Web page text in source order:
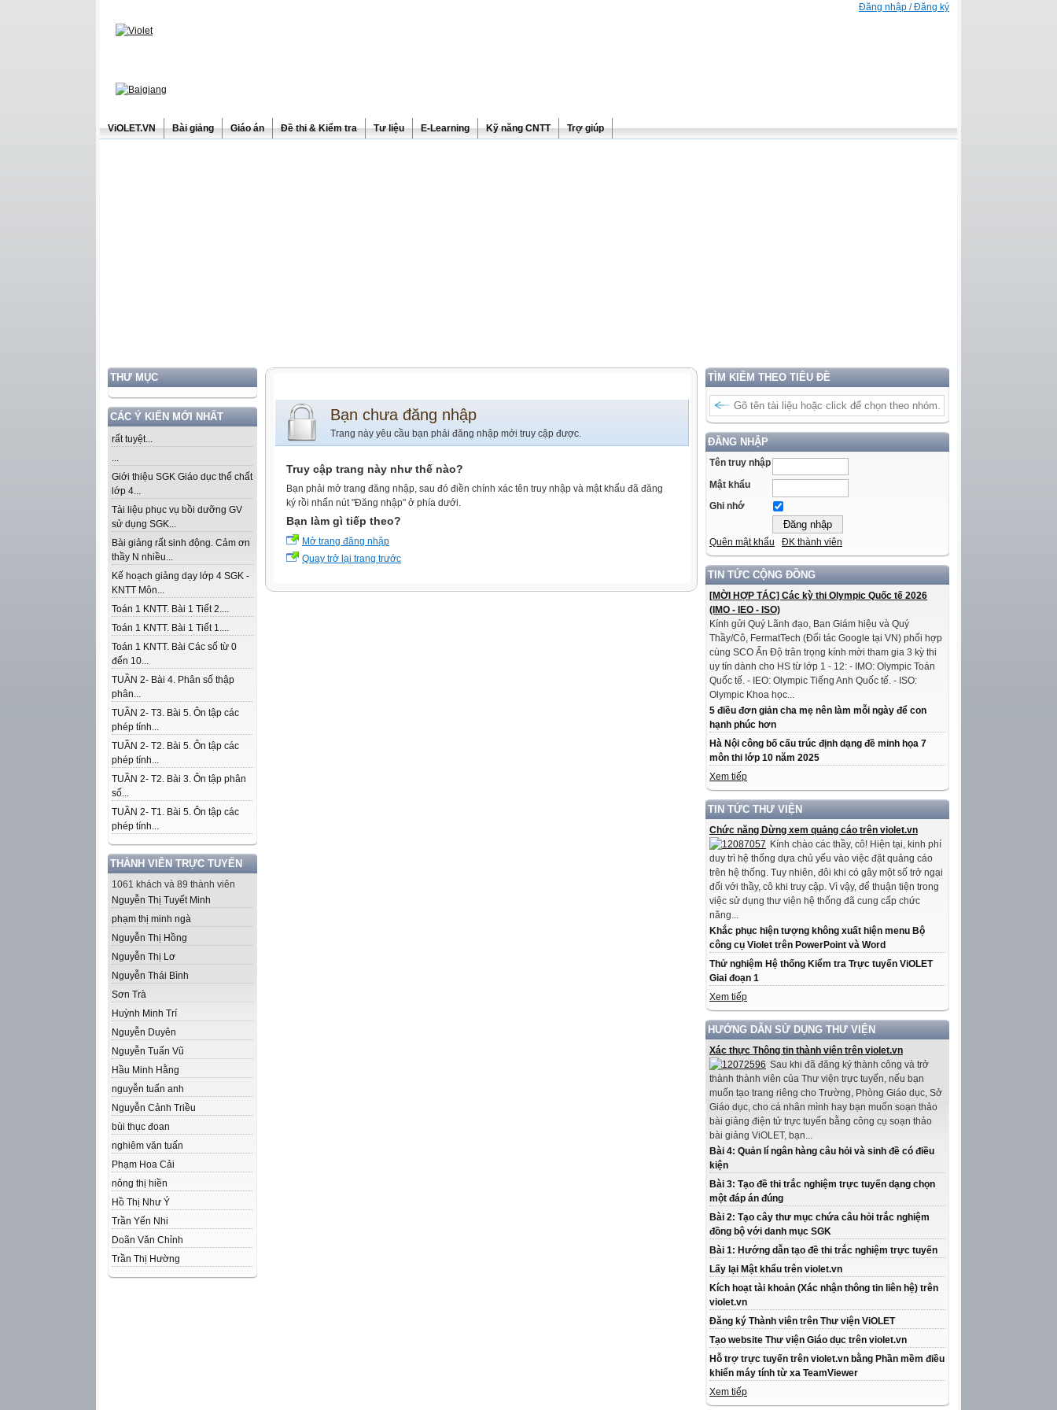
Đăng nhập / Đăng ký
ViOLET.VN Bài giảng Giáo án Đề thi & Kiểm tra Tư liệu E-Learning Kỹ năng CNTT Trợ giúp
THƯ MỤC
CÁC Ý KIẾN MỚI NHẤT
rất tuyệt...
...
Giới thiệu SGK Giáo dục thể chất
lớp 4...
Tài liệu phục vụ bồi dưỡng GV
sử dụng SGK...
Bài giảng rất sinh động. Cảm ơn
thầy N nhiều...
Kế hoạch giảng dạy lớp 4 SGK -
KNTT Môn...
Toán 1 KNTT. Bài 1 Tiết 2....
Toán 1 KNTT. Bài 1 Tiết 1....
Toán 1 KNTT. Bài Các số từ 0
đến 10...
TUẦN 2- Bài 4. Phân số thập
phân...
TUẦN 2- T3. Bài 5. Ôn tập các
phép tính...
TUẦN 2- T2. Bài 5. Ôn tập các
phép tính...
TUẦN 2- T2. Bài 3. Ôn tập phân
số...
TUẦN 2- T1. Bài 5. Ôn tập các
phép tính...
THÀNH VIÊN TRỰC TUYẾN
1061 khách và 89 thành viên
Nguyễn Thị Tuyết Minh
phạm thị minh ngà
Nguyễn Thị Hồng
Nguyễn Thị Lơ
Nguyễn Thái Bình
Sơn Trà
Huỳnh Minh Trí
Nguyễn Duyên
Nguyễn Tuấn Vũ
Hầu Minh Hằng
nguyễn tuấn anh
Nguyễn Cảnh Triều
bùi thục đoan
nghiêm văn tuấn
Phạm Hoa Cải
nông thị hiền
Hồ Thị Như Ý
Trần Yến Nhi
Doãn Văn Chỉnh
Trần Thị Hường
TÌM KIẾM THEO TIÊU ĐỀ
ĐĂNG NHẬP
Tên truy nhập
Mật khẩu
Ghi nhớ
Quên mật khẩu ĐK thành viên
TIN TỨC CỘNG ĐỒNG
[MỜI HỢP TÁC] Các kỳ thi Olympic Quốc tế 2026
(IMO - IEO - ISO)
Kính gửi Quý Lãnh đạo, Ban Giám hiệu và Quý
Thầy/Cô, FermatTech (Đối tác Google tại VN) phối hợp
cùng SCO Ấn Độ trân trọng kính mời tham gia 3 kỳ thi
uy tín dành cho HS từ lớp 1 - 12: - IMO: Olympic Toán
Quốc tế. - IEO: Olympic Tiếng Anh Quốc tế. - ISO:
Olympic Khoa học...
5 điều đơn giản cha mẹ nên làm mỗi ngày để con
hạnh phúc hơn
Hà Nội công bố cấu trúc định dạng đề minh họa 7
môn thi lớp 10 năm 2025
Xem tiếp
TIN TỨC THƯ VIỆN
Chức năng Dừng xem quảng cáo trên violet.vn
Kính chào các thầy, cô! Hiện tại, kinh phí
duy trì hệ thống dựa chủ yếu vào việc đặt quảng cáo
trên hệ thống. Tuy nhiên, đôi khi có gây một số trở ngại
đối với thầy, cô khi truy cập. Vì vậy, để thuận tiện trong
việc sử dụng thư viện hệ thống đã cung cấp chức
năng...
Khắc phục hiện tượng không xuất hiện menu Bộ
công cụ Violet trên PowerPoint và Word
Thử nghiệm Hệ thống Kiểm tra Trực tuyến ViOLET
Giai đoạn 1
Xem tiếp
HƯỚNG DẪN SỬ DỤNG THƯ VIỆN
Xác thực Thông tin thành viên trên violet.vn
Sau khi đã đăng ký thành công và trở
thành thành viên của Thư viện trực tuyến, nếu bạn
muốn tạo trang riêng cho Trường, Phòng Giáo dục, Sở
Giáo dục, cho cá nhân mình hay bạn muốn soạn thảo
bài giảng điện tử trực tuyến bằng công cụ soạn thảo
bài giảng ViOLET, bạn...
Bài 4: Quản lí ngân hàng câu hỏi và sinh đề có điều
kiện
Bài 3: Tạo đề thi trắc nghiệm trực tuyến dạng chọn
một đáp án đúng
Bài 2: Tạo cây thư mục chứa câu hỏi trắc nghiệm
đồng bộ với danh mục SGK
Bài 1: Hướng dẫn tạo đề thi trắc nghiệm trực tuyến
Lấy lại Mật khẩu trên violet.vn
Kích hoạt tài khoản (Xác nhận thông tin liên hệ) trên
violet.vn
Đăng ký Thành viên trên Thư viện ViOLET
Tạo website Thư viện Giáo dục trên violet.vn
Hỗ trợ trực tuyến trên violet.vn bằng Phần mềm điều
khiển máy tính từ xa TeamViewer
Xem tiếp
Bạn chưa đăng nhập
Trang này yêu cầu bạn phải đăng nhập mới truy cập được.
Truy cập trang này như thế nào?
Bạn phải mở trang đăng nhập, sau đó điền chính xác tên truy nhập và mật khẩu đã đăng
ký rồi nhấn nút "Đăng nhập" ở phía dưới.
Bạn làm gì tiếp theo?
Mở trang đăng nhập
Quay trở lại trang trước